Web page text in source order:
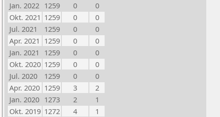
Jan. 2022 1259 0
0
Okt. 2021 1259 0
0
Jul. 2021
1259 0
0
Apr. 2021 1259 0
0
Jan. 2021
1259 0
0
Okt. 2020 1259 0
0
Jul. 2020
1259 0
0
Apr. 2020 1259 3
2
Jan. 2020 1273 2
1
Okt. 2019 1272 4
1